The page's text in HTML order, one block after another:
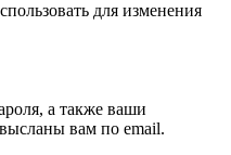
для изменения
а также ваши
вам по email.